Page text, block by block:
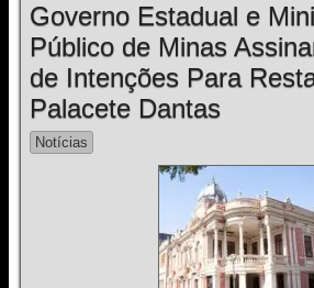
Governo Estadual e
Público de Minas
de Intenções Para
Palacete Dantas
Notícias